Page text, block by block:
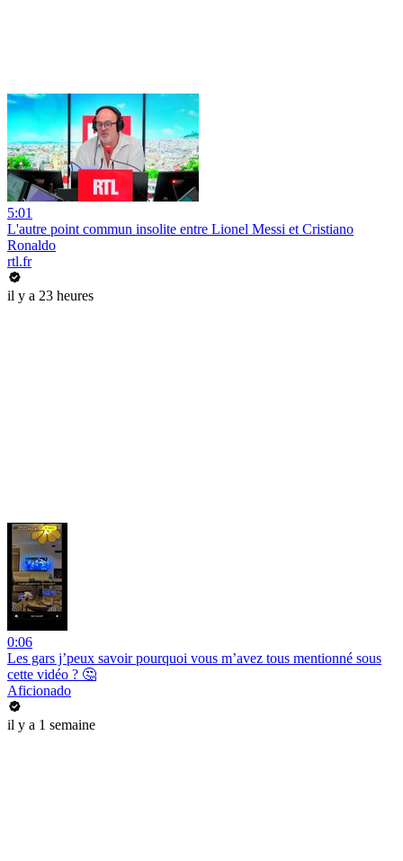
5:01
L'autre point commun insolite entre Lionel Messi et Cristiano
Ronaldo
rtl.fr
il y a 23 heures
0:06
Les gars j’peux savoir pourquoi vous m’avez tous mentionné sous
cette vidéo ? 🤔
Aficionado
il y a 1 semaine